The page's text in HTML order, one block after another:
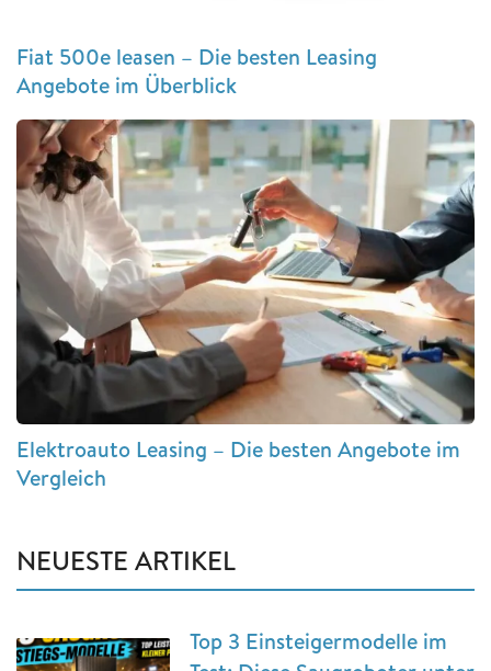
Fiat 500e leasen – Die besten Leasing
Angebote im Überblick
Elektroauto Leasing – Die besten Angebote im
Vergleich
NEUESTE ARTIKEL
Top 3 Einsteigermodelle im